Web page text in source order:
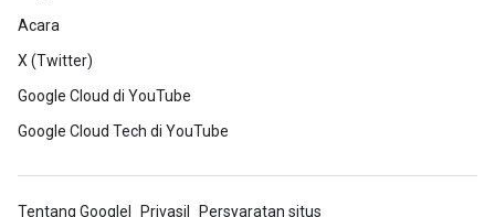
Acara
X (Twitter)
Google Cloud di YouTube
Google Cloud Tech di YouTube
Tentang Google Privasi Persyaratan situs